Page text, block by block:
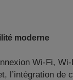
moderne
Wi-Fi, Wi-
l’intégration de